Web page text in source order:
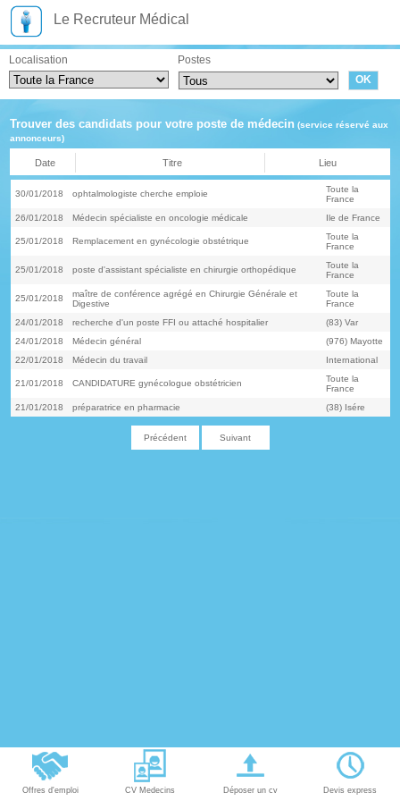
Le Recruteur Médical
Localisation Postes
Trouver des candidats pour votre poste de médecin (service réservé aux
annonceurs)
Date Titre Lieu
30/01/2018 ophtalmologiste cherche emploie
Toute la
France
26/01/2018
Médecin spécialiste en oncologie médicale Ile de France
25/01/2018 Remplacement en gynécologie obstétrique
Toute la
France
25/01/2018 poste d'assistant spécialiste en chirurgie orthopédique
Toute la
France
25/01/2018
maître de conférence agrégé en Chirurgie Générale et
Digestive
Toute la
France
24/01/2018
recherche d'un poste FFI ou attaché hospitalier
(83) Var
24/01/2018
Médecin général
(976) Mayotte
22/01/2018
Médecin du travail International
21/01/2018 CANDIDATURE gynécologue obstétricien
Toute la
France
21/01/2018
préparatrice en pharmacie (38) Isére
Précédent Suivant
Offres d'emploi CV Medecins Déposer un cv Devis express